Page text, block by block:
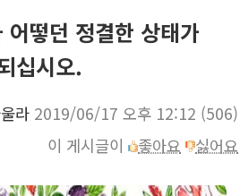
어떻던 정결한 상태가
십시오.
라 2019/06/17 오후 12:12 (506)
이 게시글이
좋아요 싫어요